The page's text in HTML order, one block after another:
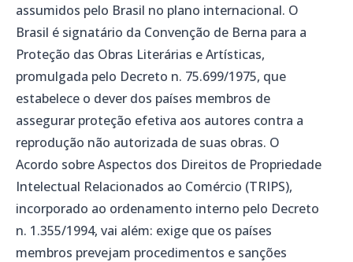
assumidos pelo Brasil no plano internacional. O
Brasil é signatário da Convenção de Berna para a
Proteção das Obras Literárias e Artísticas,
promulgada pelo Decreto n. 75.699/1975, que
estabelece o dever dos países membros de
assegurar proteção efetiva aos autores contra a
reprodução não autorizada de suas obras. O
Acordo sobre Aspectos dos Direitos de Propriedade
Intelectual Relacionados ao Comércio (TRIPS),
incorporado ao ordenamento interno pelo Decreto
n. 1.355/1994, vai além: exige que os países
membros prevejam procedimentos e sanções